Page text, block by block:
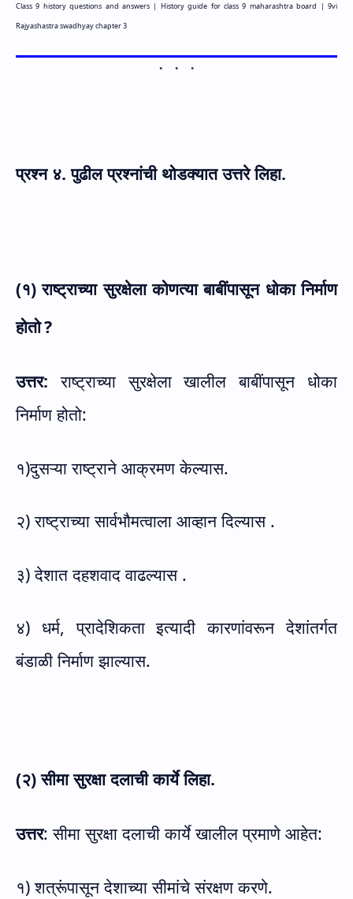
Class 9 history questions and answers | History guide for class 9 maharashtra board |9vi
Rajyashastra swadhyay chapter 3
प्रश्न ४. पुढील प्रश्नांची थोडक्यात उत्तरे लिहा.
(१) राष्ट्राच्या सुरक्षेला कोणत्या बाबींपासून धोका निर्माण
होतो?
उत्तर: राष्ट्राच्या सुरक्षेला खालील बाबींपासून धोका
निर्माण होतो:
१)दुसऱ्या राष्ट्राने आक्रमण केल्यास.
२) राष्ट्राच्या सार्वभौमत्वाला आव्हान दिल्यास .
३) देशात दहशवाद वाढल्यास .
४) धर्म, प्रादेशिकता इत्यादी कारणांवरून देशांतर्गत
बंडाळी निर्माण झाल्यास.
(२) सीमा सुरक्षा दलाची कार्ये लिहा.
उत्तर: सीमा सुरक्षा दलाची कार्ये खालील प्रमाणे आहेत:
१) शत्रूंपासून देशाच्या सीमांचे संरक्षण करणे.